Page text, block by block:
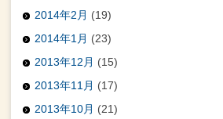
2014年2月 (19)
2014年1月 (23)
2013年12月 (15)
2013年11月 (17)
2013年10月 (21)